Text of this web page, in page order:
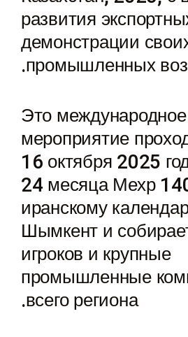
развития
демонстрации
промышленных
Это международное
мероприятие
16 октября 2025
24 месяца Мехр
иранскому
Шымкент и
игроков и крупные
промышленные
всего региона.